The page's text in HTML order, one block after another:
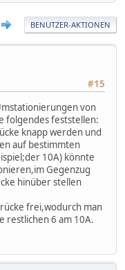
BENUTZER-AKTIONEN
#15
von
folgendes feststellen:
knapp werden und
auf bestimmten
10A) könnte
Gegenzug
hinüber stellen
frei,wodurch man
restlichen 6 am 10A.